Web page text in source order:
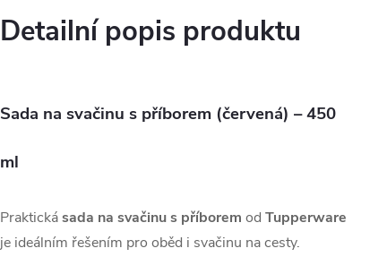
Detailní popis produktu
Sada na svačinu s příborem (červená) – 450
ml
Praktickásada na svačinu s příborem od Tupperware
je ideálním řešením pro oběd i svačinu na cesty.